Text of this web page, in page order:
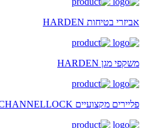
אביזרי בטיחות HARDEN
משקפי מגן HARDEN
פליירים מקצועיים CHANNELLOCK